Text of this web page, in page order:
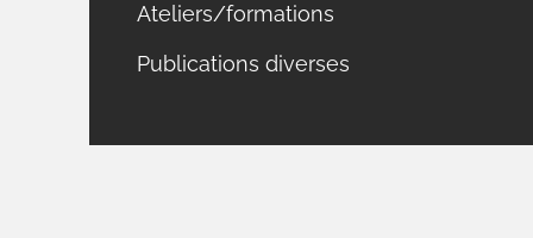
Ateliers/formations
Publications diverses